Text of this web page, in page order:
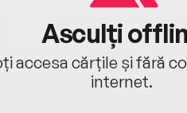
Asculți
accesa cărțile și fără
internet.